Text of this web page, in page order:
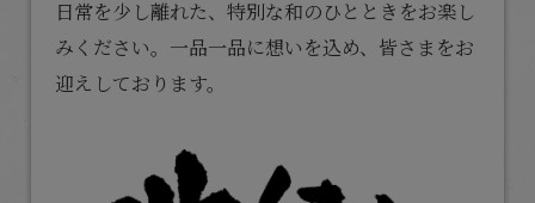
日常を少し離れた、特別な和のひとときをお楽し
みください。一品一品に想いを込め、皆さまをお
迎えしております。